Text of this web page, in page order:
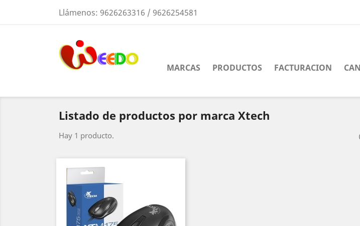
Llámenos: 9626263316 / 9626254581
MARCAS PRODUCTOS FACTURACION
Listado de productos por marca Xtech
Hay 1 producto.